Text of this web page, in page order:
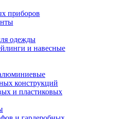
приборов
одежды
и навесные
конструкций
и пластиковых